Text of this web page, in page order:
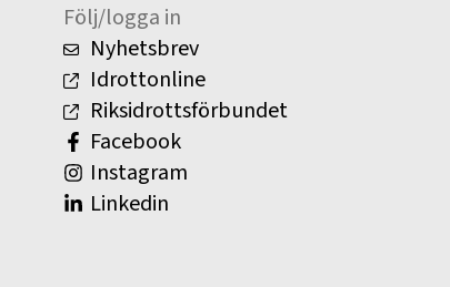
Följ/logga in
Nyhetsbrev
Idrottonline
Riksidrottsförbundet
Facebook
Instagram
Linkedin